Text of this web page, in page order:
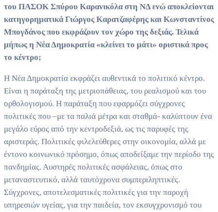
του ΠΑΣΟΚ Σπύρου Καρανικόλα στη ΝΔ ενώ αποκλείονται
κατηγορηματικά Γιώργος Καρατζαφέρης και Κωνσταντίνος
Μπογδάνος που εκφράζουν τον χώρο της δεξιάς. Τελικά
μήπως η Νέα Δημοκρατία «κλείνει το μάτι» οριστικά προς
το κέντρο;
Η Νέα Δημοκρατία εκφράζει αυθεντικά το πολιτικό κέντρο.
Είναι η παράταξη της μετριοπάθειας, του ρεαλισμού και του
ορθολογισμού. Η παράταξη που εφαρμόζει σύγχρονες
πολιτικές που –με τα παλιά μέτρα και σταθμά- καλύπτουν ένα
μεγάλο εύρος από την κεντροδεξιά, ως τις παρυφές της
αριστεράς. Πολιτικές φιλελεύθερες στην οικονομία, αλλά με
έντονο κοινωνικό πρόσημο, όπως αποδείξαμε την περίοδο της
πανδημίας. Αυστηρές πολιτικές ασφάλειας, όπως στο
μεταναστευτικό, αλλά ταυτόχρονα συμπεριληπτικές.
Σύγχρονες, αποτελεσματικές πολιτικές για την παροχή
υπηρεσιών υγείας, για την παιδεία, τον εκσυγχρονισμό του